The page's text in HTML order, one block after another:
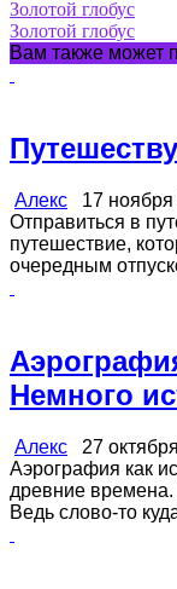
Золотой глобус
Золотой глобус
Вам также может
Алекс 17 ноября
Отправиться в
путешествие,
очередным
Немного
Алекс 27
Аэрография как
древние времена.
Ведь слово-то